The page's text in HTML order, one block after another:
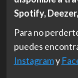
Spotify,
Para no
puedes
Instagramy